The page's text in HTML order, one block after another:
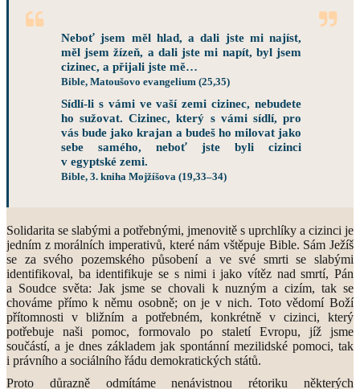
Neboť jsem měl hlad, a dali jste mi najíst,
měl jsem žízeň, a dali jste mi napít, byl jsem
cizinec, a přijali jste mě…
Bible, Matoušovo evangelium (25,35)
Sídlí-li s vámi ve vaší zemi cizinec, nebudete
ho sužovat. Cizinec, který s vámi sídlí, pro
vás bude jako krajan a budeš ho milovat jako
sebe samého, neboť jste byli cizinci
v egyptské zemi.
Bible, 3. kniha Mojžíšova (19,33–34)
Solidarita se slabými a potřebnými, jmenovitě s uprchlíky a cizinci je
jedním z morálních imperativů, které nám vštěpuje Bible. Sám Ježíš
se za svého pozemského působení a ve své smrti se slabými
identifikoval, ba identifikuje se s nimi i jako vítěz nad smrtí, Pán
a Soudce světa: Jak jsme se chovali k nuzným a cizím, tak se
chováme přímo k němu osobně; on je v nich. Toto vědomí Boží
přítomnosti v bližním a potřebném, konkrétně v cizinci, který
potřebuje naši pomoc, formovalo po staletí Evropu, jíž jsme
součástí, a je dnes základem jak spontánní mezilidské pomoci, tak
i právního a sociálního řádu demokratických států.
Proto důrazně odmítáme nenávistnou rétoriku některých